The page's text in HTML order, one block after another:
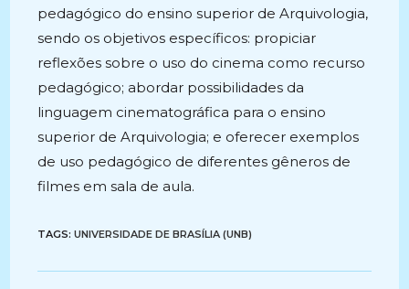
pedagógico do ensino superior de Arquivologia,
sendo os objetivos específicos: propiciar
reflexões sobre o uso do cinema como recurso
pedagógico; abordar possibilidades da
linguagem cinematográfica para o ensino
superior de Arquivologia; e oferecer exemplos
de uso pedagógico de diferentes gêneros de
filmes em sala de aula.
TAGS:UNIVERSIDADE DE BRASÍLIA (UNB)